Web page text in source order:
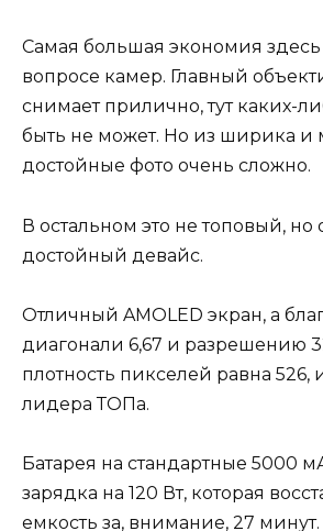
Самая большая экономия
вопросе камер. Главный
снимает прилично, тут каких-
быть не может. Но из ширика и
достойные фото очень сложно.
В остальном это не топовый, но
достойный девайс.
Отличный AMOLED экран, а
диагонали 6,67 и разрешению
плотность пикселей равна 526,
лидера ТОПа.
Батарея на стандартные 5000
зарядка на 120 Вт, которая
емкость за, внимание, 27 минут.